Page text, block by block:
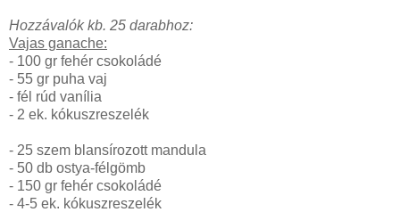
Hozzávalók kb. 25 darabhoz:
Vajas ganache:
- 100 gr fehér csokoládé
- 55 gr puha vaj
- fél rúd vanília
- 2 ek. kókuszreszelék
- 25 szem blansírozott mandula
- 50 db ostya-félgömb
- 150 gr fehér csokoládé
- 4-5 ek. kókuszreszelék